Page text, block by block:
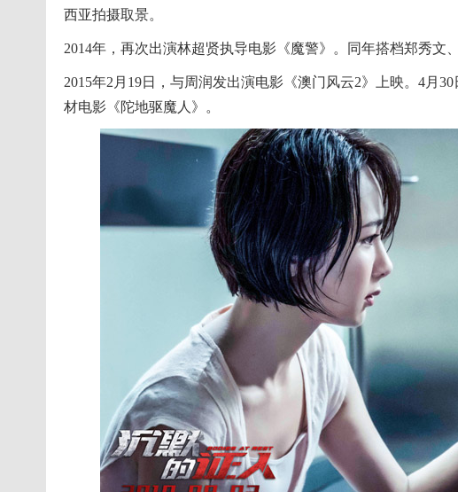
西亚拍摄取景。
2014年，再次出演林超贤执导电影《魔警》。同年搭档郑秀文
2015年2月19日，与周润发出演电影《澳门风云2》上映。4月
材电影《陀地驱魔人》。